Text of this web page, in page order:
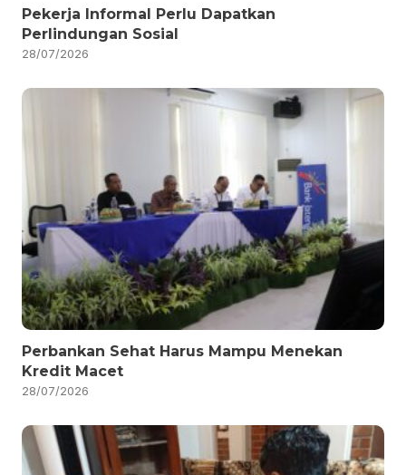
Pekerja Informal Perlu Dapatkan
Perlindungan Sosial
28/07/2026
Perbankan Sehat Harus Mampu Menekan
Kredit Macet
28/07/2026